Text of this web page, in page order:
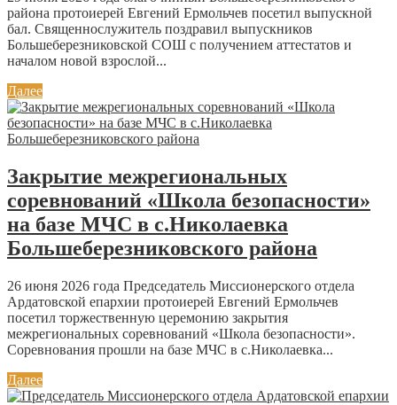
района протоиерей Евгений Ермольчев посетил выпускной
бал. Священнослужитель поздравил выпускников
Большеберезниковской СОШ с получением аттестатов и
началом новой взрослой...
Далее
Закрытие межрегиональных
соревнований «Школа безопасности»
на базе МЧС в с.Николаевка
Большеберезниковского района
26 июня 2026 года Председатель Миссионерского отдела
Ардатовской епархии протоиерей Евгений Ермольчев
посетил торжественную церемонию закрытия
межрегиональных соревнований «Школа безопасности».
Соревнования прошли на базе МЧС в с.Николаевка...
Далее